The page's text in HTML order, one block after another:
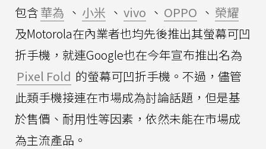
包含華為 、 小米 、 vivo 、 OPPO 、 榮耀
及Motorola在內業者也均先後推出其螢幕可凹
折手機，就連Google也在今年宣布推出名為
Pixel Fold 的螢幕可凹折手機。不過，儘管
此類手機接連在市場成為討論話題，但是基
於售價、耐用性等因素，依然未能在市場成
為主流產品。